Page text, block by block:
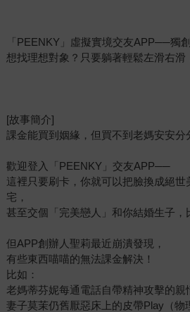
「PEENKY」虛擬實境交友APP──獨
想找理想對象？只要躺著輕鬆左滑右滑
[故事簡介]
課金能買到姻緣，但買不到老媽安安分
歡迎登入「PEENKY」交友APP──
這裡只要刷卡，你就可以把臉換成絕世
宅，
甚至交個「完美戀人」和你結婚生子，
但APP創辦人聖莉最近崩潰發現，
有些東西喵喵的無法課金解決！
比如：
老媽蒂芬妮每通電話自帶精神攻擊的親
妻子莫茉仍舊厭惡床上的皮帶Play（物